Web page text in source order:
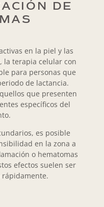
DE
en la piel y las
la terapia celular con
para personas que
de lactancia.
que presenten
específicos del
es posible
en la zona a
o hematomas
efectos suelen ser
rápidamente.